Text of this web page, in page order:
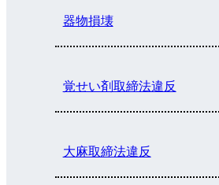
器物損壊
覚せい剤取締法違反
大麻取締法違反